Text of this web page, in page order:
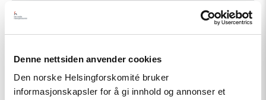
Denne nettsiden anvender cookies
Den norske Helsingforskomité bruker
informasjonskapsler for å gi innhold og annonser et
Sex og Politikk
Stefanusalliansen